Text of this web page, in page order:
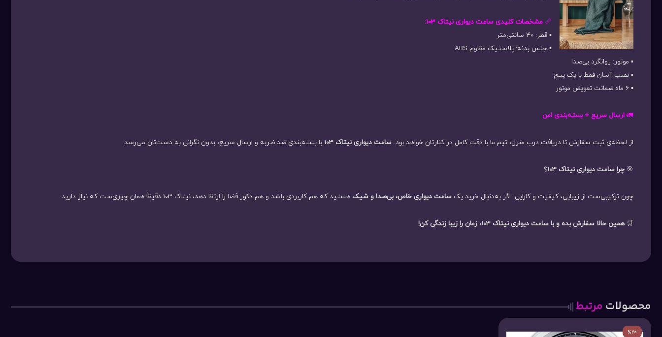
📏 مشخصات کلیدی ساعت دیواری نیتاک 103:
▪️ قطر: 40 سانتی‌متر
▪️ جنس بدنه: پلاستیک مقاوم ABS
▪️ موتور: روانگرد بی‌صدا
▪️ نصب آسان فقط با یک پیچ
▪️ 6 ماه ضمانت تعویض موتور
🚛 ارسال سریع + بسته‌بندی امن
از لحظه‌ی ثبت سفارش تا دریافت درب منزل، تیم ما با دقت کامل در کنارتان خواهد بود. ساعت دیواری نیتاک 103 با بسته‌بندی ضد ضربه و ارسال سریع، بدون نگرانی به دست‌تان می‌رسد.
🎯 چرا ساعت دیواری نیتاک 103؟
چون ترکیبی‌ست از زیبایی، کیفیت و کارایی. اگر به‌دنبال خرید یک ساعت دیواری خاص، بی‌صدا و شیک هستید که هم کاربردی باشد و هم دکور فضا را ارتقا دهد، نیتاک 103 دقیقاً همان چیزی‌ست که نیاز دارید.
🛒همین حالا سفارش بده و با ساعت دیواری نیتاک 103، زمان را زیبا زندگی کن!
محصولات مرتبط
%20